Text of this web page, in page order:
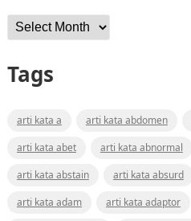
Archives
Tags
arti kata a arti kata abdomen
arti kata abet
arti kata abnormal
arti kata abstain
arti kata absurd
arti kata adam
arti kata adaptor